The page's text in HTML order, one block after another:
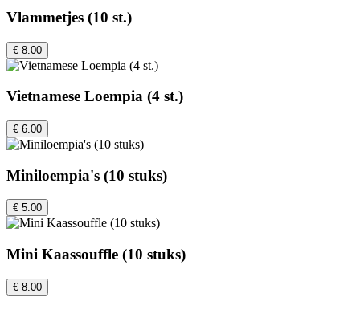
Vlammetjes (10 st.)
€ 8.00
Vietnamese Loempia (4 st.)
€ 6.00
Miniloempia's (10 stuks)
€ 5.00
Mini Kaassouffle (10 stuks)
€ 8.00